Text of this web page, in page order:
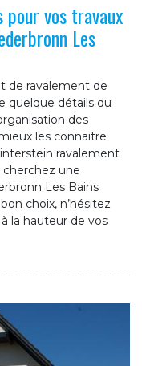
vos travaux
Les
de ravalement de
quelque détails du
des
les connaitre
ravalement
cherchez une
Les Bains
choix, n’hésitez
la hauteur de vos